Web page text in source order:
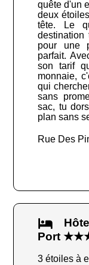
quête d'un
deux
tête. Le
destination
pour une
parfait.
son tarif
monnaie,
qui
sans
sac, tu
plan sans
Rue Des
Port
3 étoiles à